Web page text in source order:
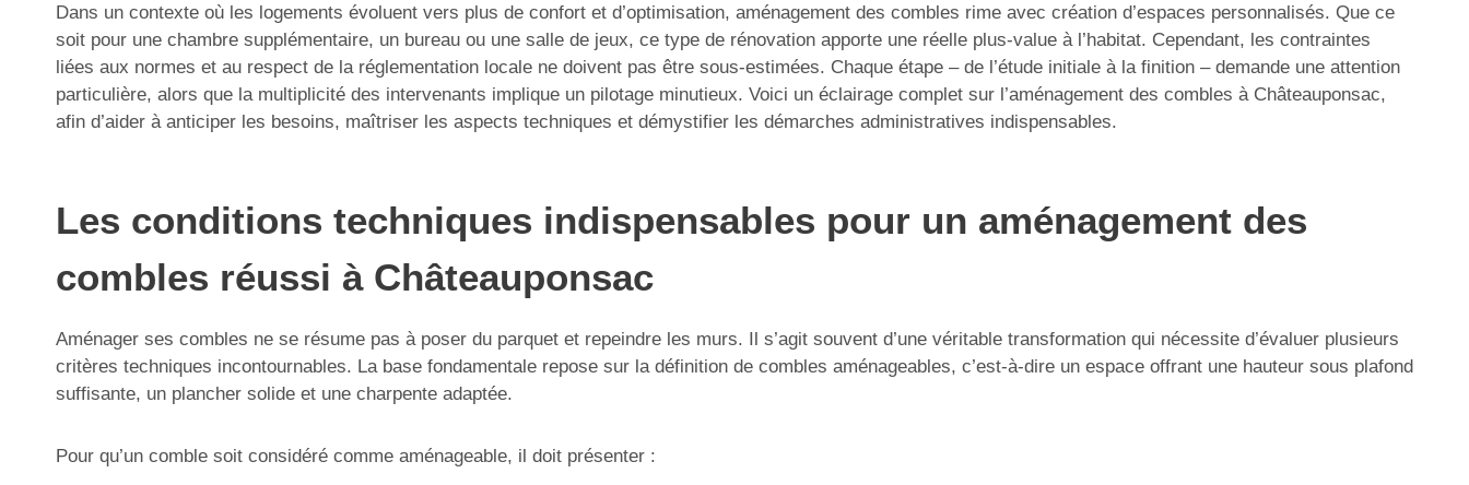
Dans un contexte où les logements évoluent vers plus de confort et d’optimisation, aménagement des combles rime avec création d’espaces personnalisés. Que ce
soit pour une chambre supplémentaire, un bureau ou une salle de jeux, ce type de rénovation apporte une réelle plus-value à l’habitat. Cependant, les contraintes
liées aux normes et au respect de la réglementation locale ne doivent pas être sous-estimées. Chaque étape – de l’étude initiale à la finition – demande une attention
particulière, alors que la multiplicité des intervenants implique un pilotage minutieux. Voici un éclairage complet sur l’aménagement des combles à Châteauponsac,
afin d’aider à anticiper les besoins, maîtriser les aspects techniques et démystifier les démarches administratives indispensables.
Les conditions techniques indispensables pour un aménagement des
combles réussi à Châteauponsac
Aménager ses combles ne se résume pas à poser du parquet et repeindre les murs. Il s’agit souvent d’une véritable transformation qui nécessite d’évaluer plusieurs
critères techniques incontournables. La base fondamentale repose sur la définition de combles aménageables, c’est-à-dire un espace offrant une hauteur sous plafond
suffisante, un plancher solide et une charpente adaptée.
Pour qu’un comble soit considéré comme aménageable, il doit présenter :